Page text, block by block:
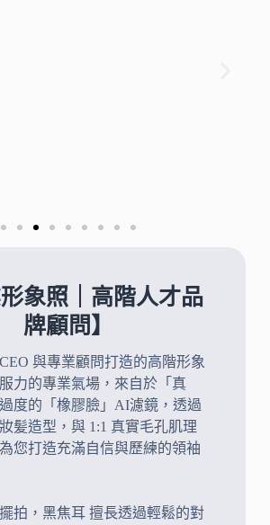
形象照｜高階人才品
牌顧問】
與專業顧問打造的高階形象
力的專業氣場，來自於「真
度的「橡膠臉」AI濾鏡，透過
髪造型，與 1:1 真實毛孔肌理
您打造充滿自信與歷練的領袖
拍，黑焦耳 擅長透過輕鬆的對